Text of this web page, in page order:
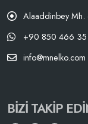
Alaaddinbey
+90 850 466
info@mnelko.com
BIZI TAKIP